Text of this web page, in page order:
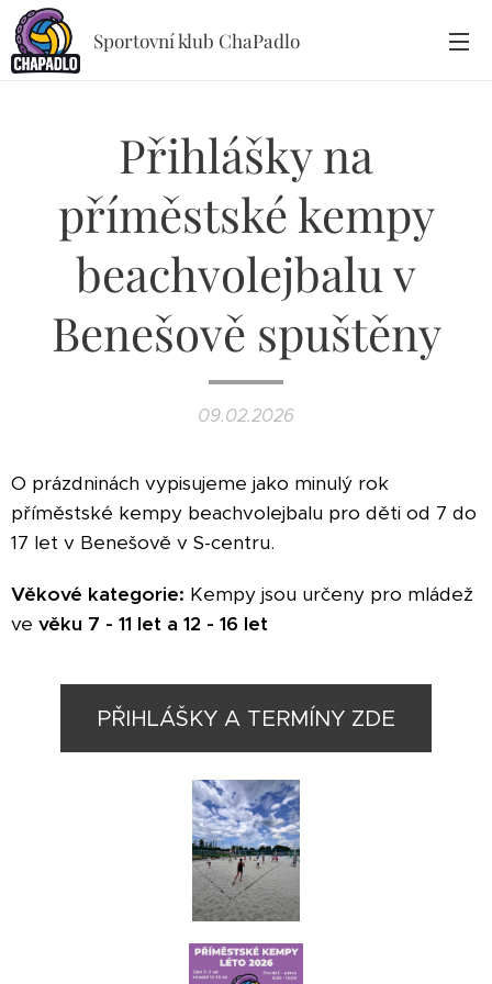
Sportovní klub ChaPadlo
Přihlášky na
příměstské kempy
beachvolejbalu v
Benešově spuštěny
09.02.2026
O prázdninách vypisujeme jako minulý rok
příměstské kempy beachvolejbalu pro děti od 7 do
17 let v Benešově v S-centru.
Věkové kategorie: ​Kempy jsou určeny pro mládež
ve věku 7 - 11 let a 12 - 16 let
PŘIHLÁŠKY A TERMÍNY ZDE